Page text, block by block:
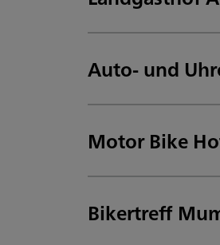
Auto- und
Motor Bike
Bikertreff